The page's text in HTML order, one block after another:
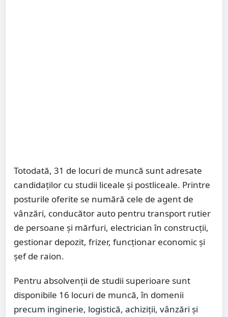
Totodată, 31 de locuri de muncă sunt adresate
candidaților cu studii liceale și postliceale. Printre
posturile oferite se numără cele de agent de
vânzări, conducător auto pentru transport rutier
de persoane și mărfuri, electrician în construcții,
gestionar depozit, frizer, funcționar economic și
șef de raion.
Pentru absolvenții de studii superioare sunt
disponibile 16 locuri de muncă, în domenii
precum inginerie, logistică, achiziții, vânzări și